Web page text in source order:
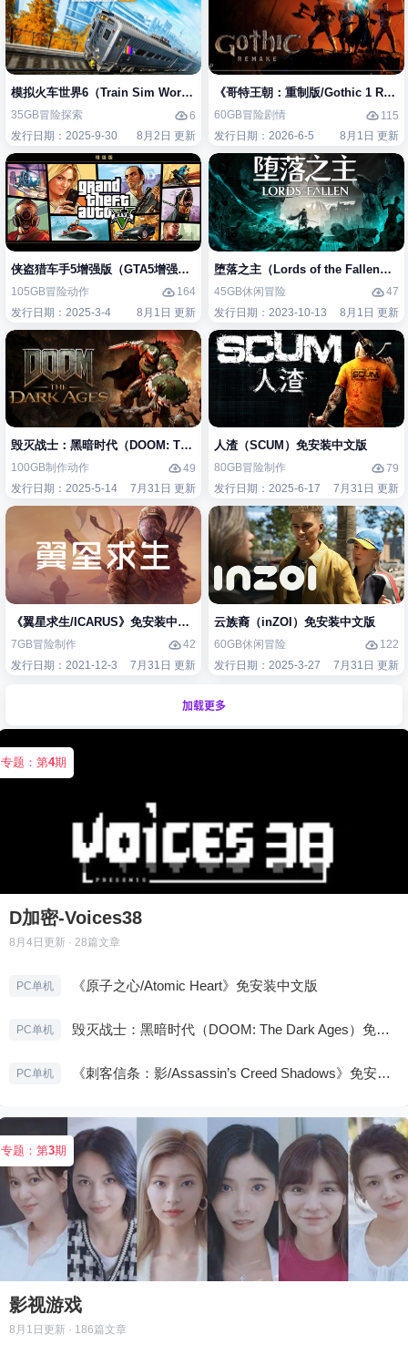
模拟火车世界6（Train Sim World 6）免安装中文版
35GB冒险探索
6
发行日期：2025-9-30
8月2日 更新
《哥特王朝：重制版/Gothic 1
60GB冒险剧情
115
发行日期：2026-6-5
8月1日 更新
侠盗猎车手5增强版（GTA5增强版（Grand Theft Auto V Enhanced）免安
105GB冒险动作
164
发行日期：2025-3-4
8月1日 更新
堕落之主（Lords of the Fallen）免
45GB休闲冒险
47
发行日期：2023-10-13
8月1日 更新
毁灭战士：黑暗时代（DOOM: The Dark Ages）免安装中文版
100GB制作动作
49
发行日期：2025-5-14
7月31日 更新
人渣（SCUM）免安装中文版
80GB冒险制作
79
发行日期：2025-6-17
7月31日 更新
《翼星求生/ICARUS》免安装中文版
7GB冒险制作
42
发行日期：2021-12-3
7月31日 更新
云族裔（inZOI）免安装中文版
60GB休闲冒险
122
发行日期：2025-3-27
7月31日 更新
加载更多
专题：第4期
D加密-Voices38
8月4日 更新 · 28篇文章
PC单机 《原子之心/Atomic Heart》免安装中文版
PC单机 毁灭战士：黑暗时代（DOOM: The Dark Ages）免安装中文版
PC单机 《刺客信条：影/Assassin’s Creed Shadows》免安装版，非虚拟机
专题：第3期
影视游戏
8月1日 更新 · 186篇文章